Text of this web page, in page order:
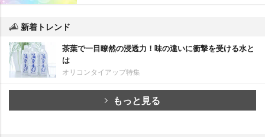
新着トレンド
茶葉で一目瞭然の浸透力！味の違いに衝撃を受ける水と
は
オリコンタイアップ特集
もっと見る